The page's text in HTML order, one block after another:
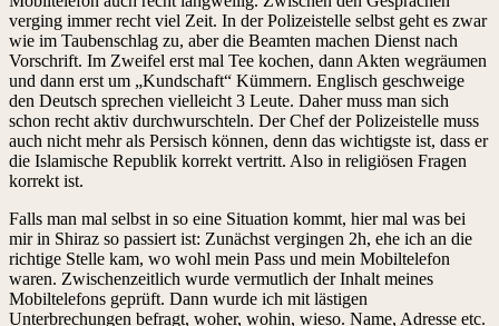
verging immer recht viel Zeit. In der Polizeistelle selbst geht es zwar
wie im Taubenschlag zu, aber die Beamten machen Dienst nach
Vorschrift. Im Zweifel erst mal Tee kochen, dann Akten wegräumen
und dann erst um „Kundschaft“ Kümmern. Englisch geschweige
den Deutsch sprechen vielleicht 3 Leute. Daher muss man sich
schon recht aktiv durchwurschteln. Der Chef der Polizeistelle muss
auch nicht mehr als Persisch können, denn das wichtigste ist, dass er
die Islamische Republik korrekt vertritt. Also in religiösen Fragen
korrekt ist.
Falls man mal selbst in so eine Situation kommt, hier mal was bei
mir in Shiraz so passiert ist: Zunächst vergingen 2h, ehe ich an die
richtige Stelle kam, wo wohl mein Pass und mein Mobiltelefon
waren. Zwischenzeitlich wurde vermutlich der Inhalt meines
Mobiltelefons geprüft. Dann wurde ich mit lästigen
Unterbrechungen befragt, woher, wohin, wieso. Name, Adresse etc.